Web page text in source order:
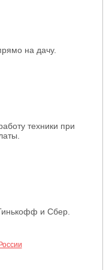
на дачу.
техники при
и Сбер.